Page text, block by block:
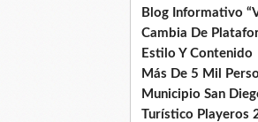
Blog Informativo
Cambia De
Estilo Y Contenido
Más De 5 Mil
Municipio San
Turístico Playeros